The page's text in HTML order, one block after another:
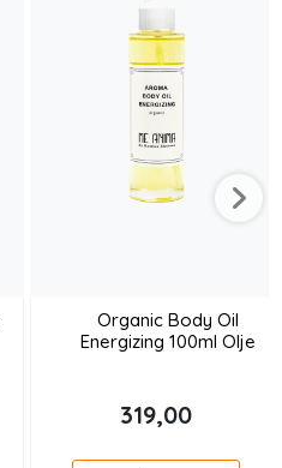
Organic Body Oil
Energizing 100ml Olje
319,00